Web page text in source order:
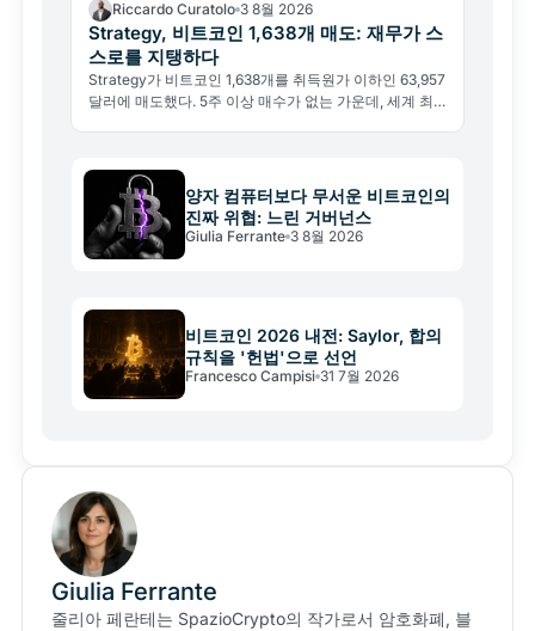
Riccardo Curatolo 3 8월 2026
Strategy, 비트코인 1,638개 매도: 재무가 스
스로를 지탱하다
Strategy가 비트코인 1,638개를 취득원가 이하인 63,957
달러에 매도했다. 5주 이상 매수가 없는 가운데, 세계 최
양자 컴퓨터보다 무서운 비트코인의
진짜 위협: 느린 거버넌스
Giulia Ferrante 3 8월 2026
비트코인 2026 내전: Saylor, 합의
규칙을 '헌법'으로 선언
Francesco Campisi 31 7월 2026
Giulia Ferrante
줄리아 페란테는 SpazioCrypto의 작가로서 암호화폐, 블